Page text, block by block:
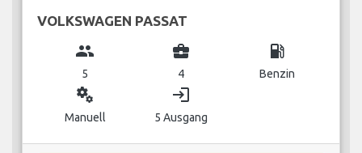
VOLKSWAGEN PASSAT
group
5
business_center
4
local_gas_station
Benzin
miscellaneous_services
Manuell
login
5 Ausgang